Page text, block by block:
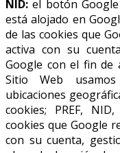
NID: el botón
está alojado en
de las cookies que
activa con su
Google con el fin de
Sitio Web
ubicaciones
cookies; PREF,
cookies que Google
con su cuenta,